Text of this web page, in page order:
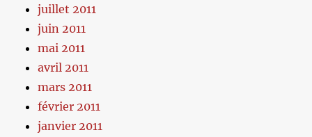
juillet 2011
juin 2011
mai 2011
avril 2011
mars 2011
février 2011
janvier 2011